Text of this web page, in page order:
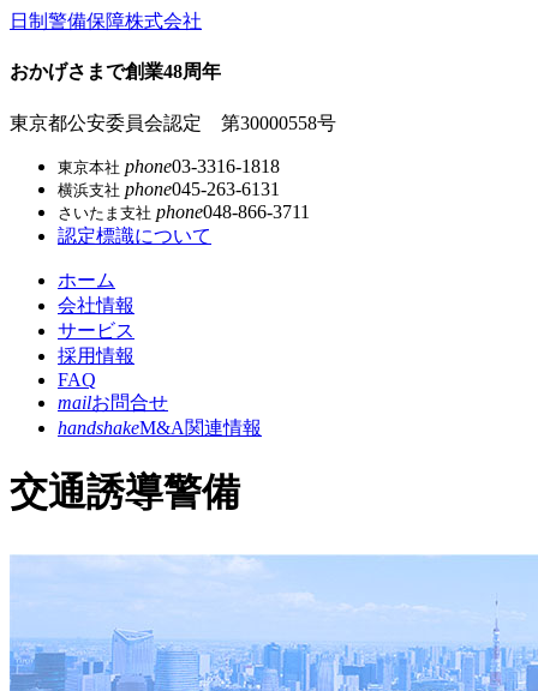
コ
テ
ツ
日制警備保障株式会社
おかげさまで創業48周年
東京都公安委員会認定 第30000558号
東京本社 phone03-3316-1818
横浜支社 phone045-263-6131
さいたま支社 phone048-866-3711
認定標識について
ホーム
会社情報
サービス
採用情報
FAQ
mailお問合せ
handshakeM&A関連情報
交通誘導警備